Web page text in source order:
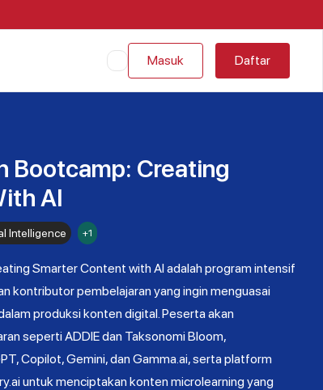
Masuk Daftar
Bootcamp: Creating
AI
Intelligence +1
Smarter Content with AI adalah program intensif
kontributor pembelajaran yang ingin menguasai
produksi konten digital. Peserta akan
seperti ADDIE dan Taksonomi Bloom,
Copilot, Gemini, dan Gamma.ai, serta platform
untuk menciptakan konten microlearning yang